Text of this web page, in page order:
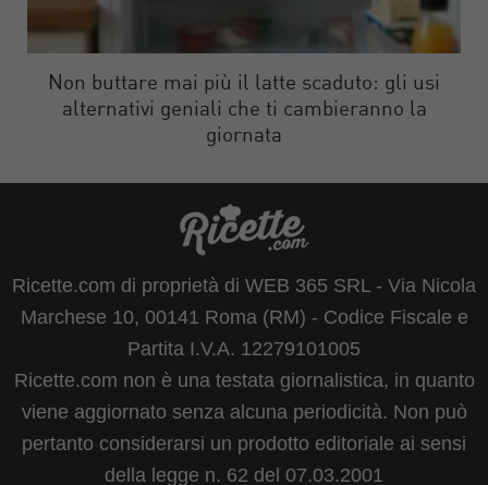
Non buttare mai più il latte scaduto: gli usi
alternativi geniali che ti cambieranno la
giornata
Ricette.com di proprietà di WEB 365 SRL - Via Nicola
Marchese 10, 00141 Roma (RM) - Codice Fiscale e
Partita I.V.A. 12279101005
Ricette.com non è una testata giornalistica, in quanto
viene aggiornato senza alcuna periodicità. Non può
pertanto considerarsi un prodotto editoriale ai sensi
della legge n. 62 del 07.03.2001